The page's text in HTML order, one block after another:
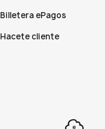
Billetera ePagos
Hacete cliente